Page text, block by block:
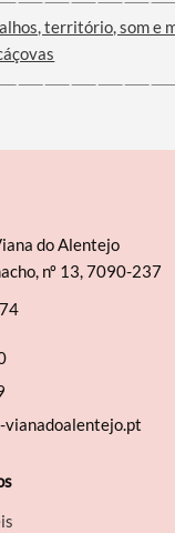
território, som e
do Alentejo
nº 13, 7090-237
vianadoalentejo.pt